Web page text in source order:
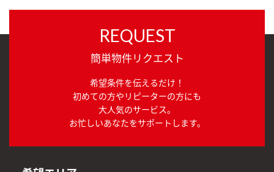
REQUEST
簡単物件リクエスト
希望条件を伝えるだけ！
初めての方やリピーターの方にも
大人気のサービス。
お忙しいあなたをサポートします。